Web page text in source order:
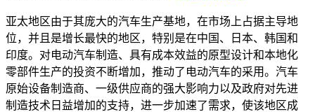
亚太地区由于其庞大的汽车生产基地，在市场上占据主导地
位，并且是增长最快的地区，特别是在中国、日本、韩国和
印度。对电动汽车制造、具有成本效益的原型设计和本地化
零部件生产的投资不断增加，推动了电动汽车的采用。汽车
原始设备制造商、一级供应商的强大影响力以及政府对先进
制造技术日益增加的支持，进一步加速了需求，使该地区成